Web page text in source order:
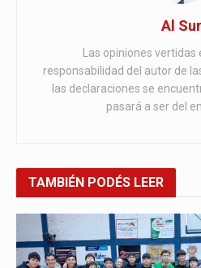
Al Sur
Las opiniones
responsabilidad del autor de
las declaraciones se
pasará a ser del
TAMBIÉN PODÉS LEER